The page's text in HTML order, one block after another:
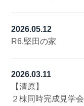
2026.05.12
R6.堅田の家
2026.03.11
【清原】
２棟同時完成見学会